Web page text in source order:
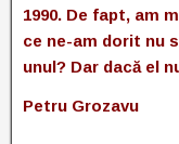
1990. De fapt, am
ce ne-am dorit nu
unul? Dar dacă el
Petru Grozavu